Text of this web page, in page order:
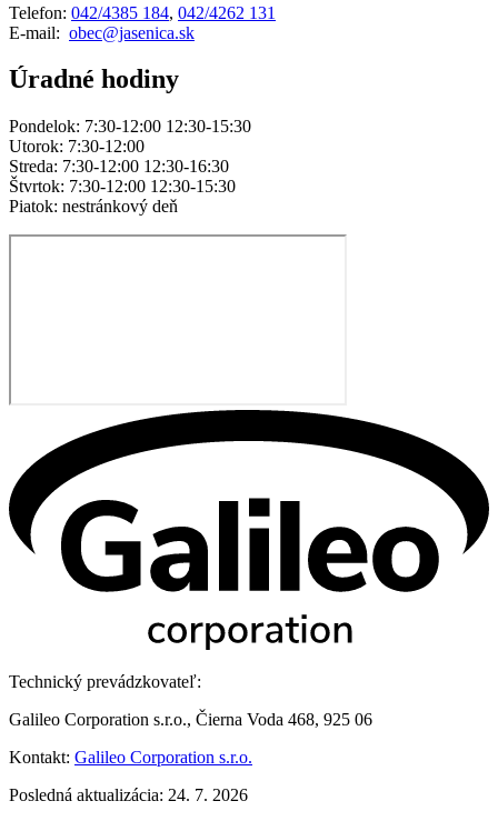
Telefon: 042/4385 184, 042/4262 131
E-mail: obec@jasenica.sk
Úradné hodiny
Pondelok: 7:30-12:00 12:30-15:30
Utorok: 7:30-12:00
Streda: 7:30-12:00 12:30-16:30
Štvrtok: 7:30-12:00 12:30-15:30
Piatok: nestránkový deň
Technický prevádzkovateľ:
Galileo Corporation s.r.o., Čierna Voda 468, 925 06
Kontakt: Galileo Corporation s.r.o.
Posledná aktualizácia: 24. 7. 2026